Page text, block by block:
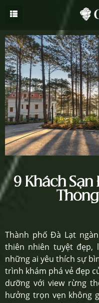
9 Khách
Thành phố Đà Lạt
thiên nhiên tuyệt đẹp,
những ai yêu thích sự
trình khám phá vẻ đẹp
dưỡng với view rừng
hưởng trọn vẹn không